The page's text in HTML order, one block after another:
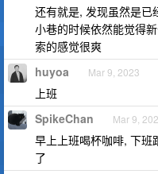
还有就是, 发现虽然是已
小巷的时候依然能觉得
索的感觉很爽
huyoa Mar 9, 2023
上班
SpikeChan Mar 9,
早上上班喝杯咖啡, 下班
了